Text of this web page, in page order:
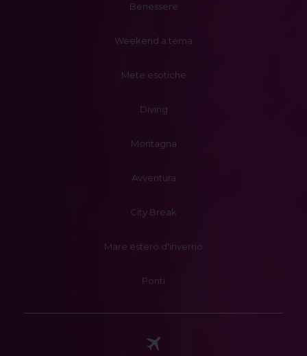
Benessere
Weekend a tema
Mete esotiche
Diving
Montagna
Avventura
City Break
Mare estero d'inverno
Ponti